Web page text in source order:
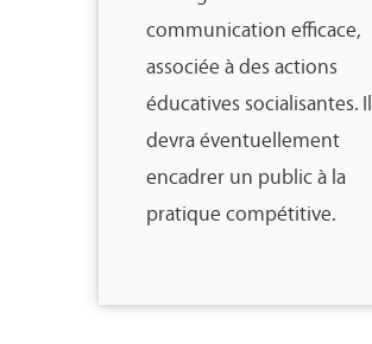
communication efficace,
associée à des actions
éducatives socialisantes. Il
devra éventuellement
encadrer un public à la
pratique compétitive.